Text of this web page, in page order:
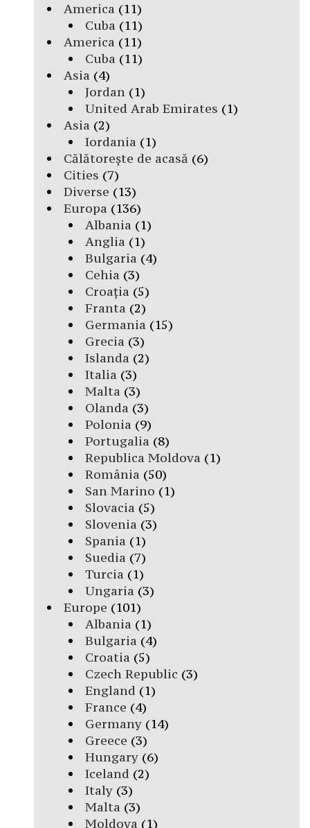
America (11)
Cuba (11)
America (11)
Cuba (11)
Asia (4)
Jordan(1)
United Arab Emirates (1)
Asia (2)
Iordania (1)
Călătorește de acasă (6)
Cities (7)
Diverse (13)
Europa (136)
Albania (1)
Anglia (1)
Bulgaria (4)
Cehia (3)
Croația (5)
Franta (2)
Germania (15)
Grecia (3)
Islanda (2)
Italia (3)
Malta (3)
Olanda (3)
Polonia (9)
Portugalia (8)
Republica Moldova (1)
România (50)
San Marino (1)
Slovacia (5)
Slovenia (3)
Spania (1)
Suedia (7)
Turcia (1)
Ungaria (3)
Europe (101)
Albania (1)
Bulgaria (4)
Croatia (5)
Czech Republic (3)
England (1)
France (4)
Germany(14)
Greece (3)
Hungary(6)
Iceland (2)
Italy(3)
Malta (3)
Moldova (1)